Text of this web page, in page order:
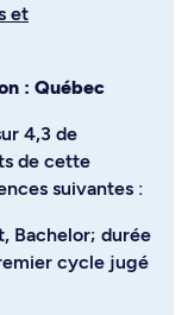
et
: Québec
4,3 de
de cette
suivantes :
Bachelor; durée
cycle jugé